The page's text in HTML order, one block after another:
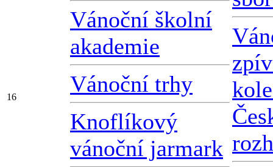
16
Vánoční školní
akademie
Vánoční trhy
Knoflíkový
vánoční jarmark